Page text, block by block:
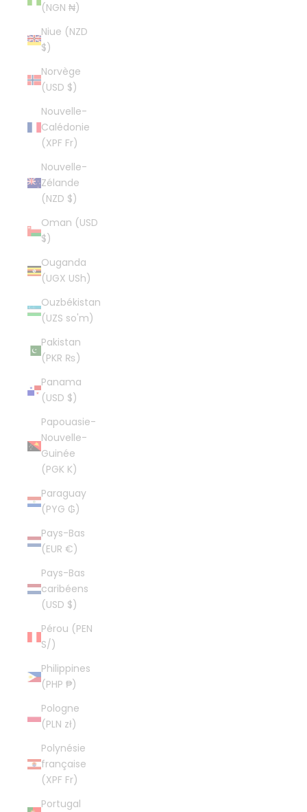
(NGN ₦)
Niue (NZD
$)
Norvège
(USD $)
Nouvelle-
Calédonie
(XPF Fr)
Nouvelle-
Zélande
(NZD $)
Oman (USD
$)
Ouganda
(UGX USh)
Ouzbékistan
(UZS so'm)
Pakistan
(PKR ₨)
Panama
(USD $)
Papouasie-
Nouvelle-
Guinée
(PGK K)
Paraguay
(PYG ₲)
Pays-Bas
(EUR €)
Pays-Bas
caribéens
(USD $)
Pérou (PEN
S/)
Philippines
(PHP ₱)
Pologne
(PLN zł)
Polynésie
française
(XPF Fr)
Portugal